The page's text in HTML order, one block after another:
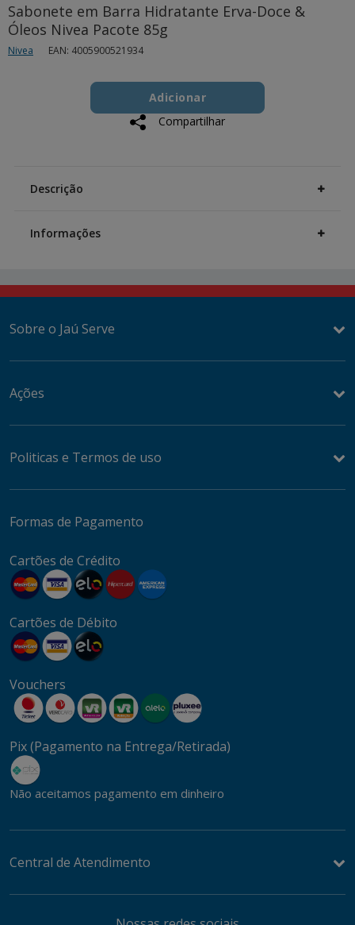
Sabonete em Barra Hidratante Erva-Doce &
Óleos Nivea Pacote 85g
Nivea EAN: 4005900521934
to
cart
Product
ActionsAdicionar
Compartilhar
Information
Descrição
Informações
Sobre o Jaú Serve
Ações
Politicas e Termos de uso
Formas de Pagamento
Cartões de Crédito
Cartões de Débito
Vouchers
Pix (Pagamento na Entrega/Retirada)
Não aceitamos pagamento em dinheiro
Central de Atendimento